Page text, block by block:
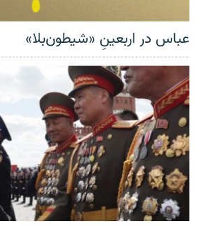
عباس در اربعینِ «شیطون‌بلا»